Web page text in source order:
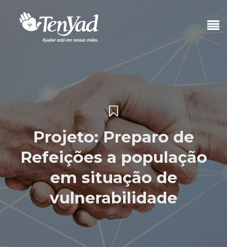
Projeto: Preparo de
Refeições a população
em situação de
vulnerabilidade